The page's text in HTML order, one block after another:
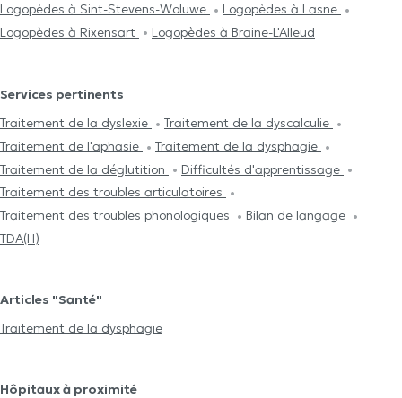
Logopèdes à Sint-Stevens-Woluwe
Logopèdes à Lasne
Logopèdes à Rixensart
Logopèdes à Braine-L'Alleud
Services pertinents
Traitement de la dyslexie
Traitement de la dyscalculie
Traitement de l'aphasie
Traitement de la dysphagie
Traitement de la déglutition
Difficultés d'apprentissage
Traitement des troubles articulatoires
Traitement des troubles phonologiques
Bilan de langage
TDA(H)
Articles "Santé"
Traitement de la dysphagie
Hôpitaux à proximité